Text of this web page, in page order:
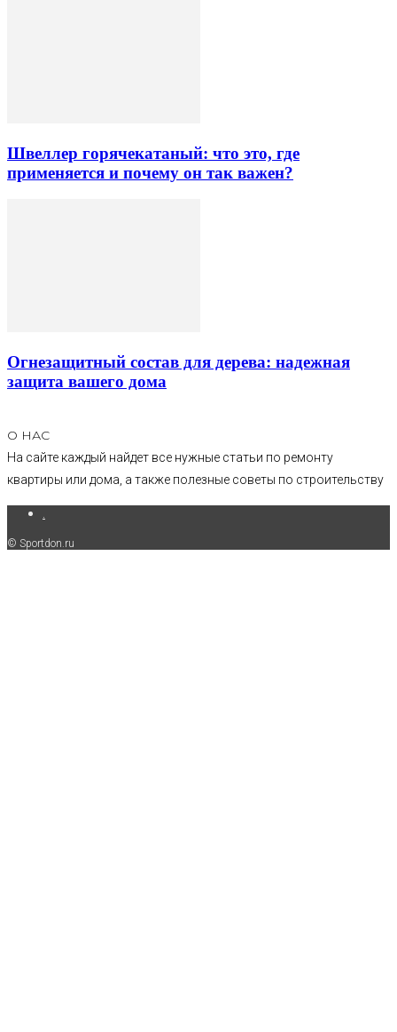
Швеллер горячекатаный: что это, где
применяется и почему он так важен?
Огнезащитный состав для дерева: надежная
защита вашего дома
О НАС
На сайте каждый найдет все нужные статьи по ремонту
квартиры или дома, а также полезные советы по строительству
© Sportdon.ru